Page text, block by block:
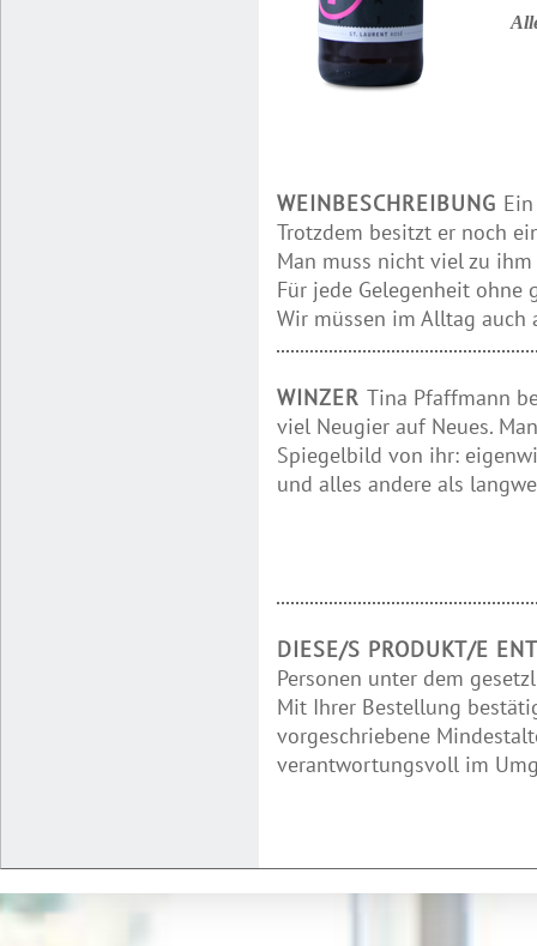
WEINBESCHREIBUNG
Trotzdem besitzt er noch
Man muss nicht viel zu
Für jede Gelegenheit ohne
Wir müssen im Alltag auch
WINZER Tina Pfaffmann
viel Neugier auf Neues.
Spiegelbild von ihr:
und alles andere als
DIESE/S PRODUKT/E
Personen unter dem
Mit Ihrer Bestellung
vorgeschriebene
verantwortungsvoll im